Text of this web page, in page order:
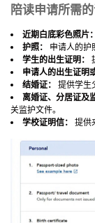
陪读申请所需
近期白底彩色照片：
护照：
申请人的护
学生的出生证明：
申请人的出生证明
结婚证： 提供学生
离婚证、分居证及
关监护文件。
学校证明信： 提供